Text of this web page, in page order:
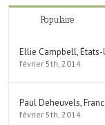
Populaire
Ellie Campbell, États-
février 5th, 2014
Paul Deheuvels,
février 5th, 2014